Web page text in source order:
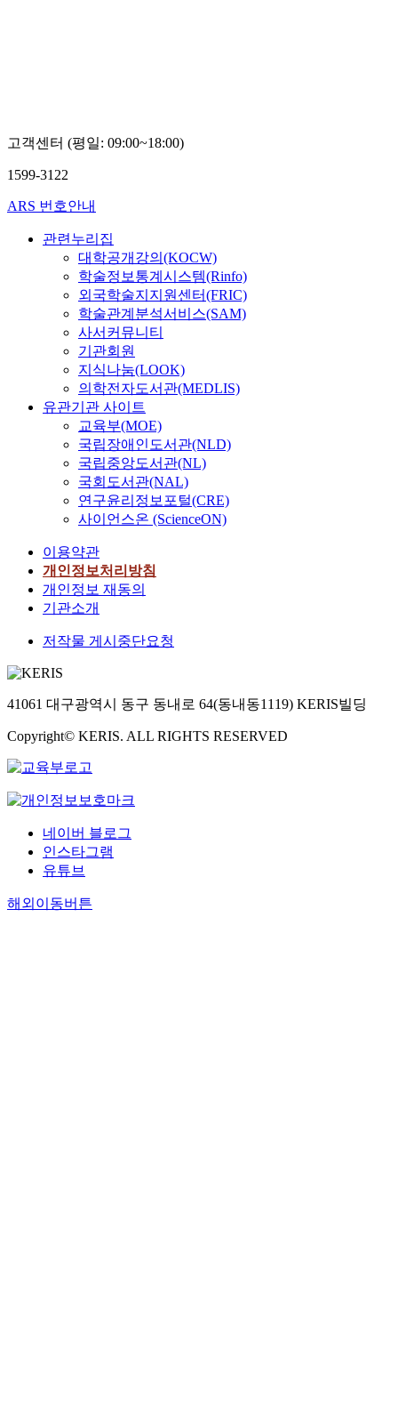
고객센터 (평일: 09:00~18:00)
1599-3122
ARS 번호안내
관련누리집
대학공개강의(KOCW)
학술정보통계시스템(Rinfo)
외국학술지지원센터(FRIC)
학술관계분석서비스(SAM)
사서커뮤니티
기관회원
지식나눔(LOOK)
의학전자도서관(MEDLIS)
유관기관 사이트
교육부(MOE)
국립장애인도서관(NLD)
국립중앙도서관(NL)
국회도서관(NAL)
연구윤리정보포털(CRE)
사이언스온 (ScienceON)
이용약관
개인정보처리방침
개인정보 재동의
기관소개
저작물 게시중단요청
41061 대구광역시 동구 동내로 64(동내동1119) KERIS빌딩
Copyright© KERIS. ALL RIGHTS RESERVED
네이버 블로그
인스타그램
유튜브
해외이동버튼